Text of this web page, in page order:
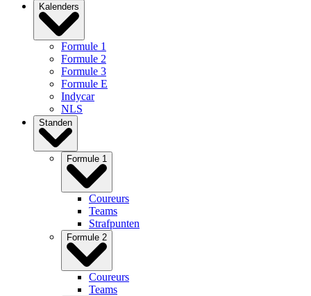
Kalenders
Formule 1
Formule 2
Formule 3
Formule E
Indycar
NLS
Standen
Formule 1
Coureurs
Teams
Strafpunten
Formule 2
Coureurs
Teams